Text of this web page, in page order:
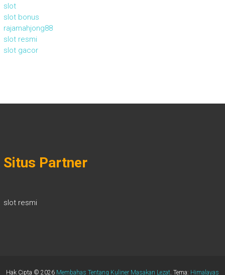
slot
slot bonus
rajamahjong88
slot resmi
slot gacor
Situs Partner
slot resmi
Hak Cipta © 2026 Membahas Tentang Kuliner Masakan Lezat. Tema: Himalayas